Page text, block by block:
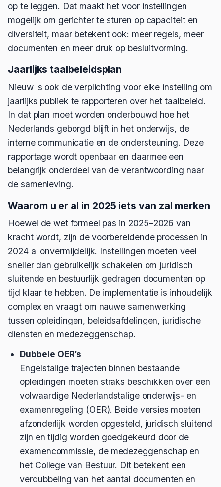
op te leggen. Dat maakt het voor instellingen
mogelijk om gerichter te sturen op capaciteit en
diversiteit, maar betekent ook: meer regels, meer
documenten en meer druk op besluitvorming.
Jaarlijks taalbeleidsplan
Nieuw is ook de verplichting voor elke instelling om
jaarlijks publiek te rapporteren over het taalbeleid.
In dat plan moet worden onderbouwd hoe het
Nederlands geborgd blijft in het onderwijs, de
interne communicatie en de ondersteuning. Deze
rapportage wordt openbaar en daarmee een
belangrijk onderdeel van de verantwoording naar
de samenleving.
Waarom u er al in 2025 iets van zal merken
Hoewel de wet formeel pas in 2025–2026 van
kracht wordt, zijn de voorbereidende processen in
2024 al onvermijdelijk. Instellingen moeten veel
sneller dan gebruikelijk schakelen om juridisch
sluitende en bestuurlijk gedragen documenten op
tijd klaar te hebben. De implementatie is inhoudelijk
complex en vraagt om nauwe samenwerking
tussen opleidingen, beleidsafdelingen, juridische
diensten en medezeggenschap.
Dubbele OER’s
Engelstalige trajecten binnen bestaande
opleidingen moeten straks beschikken over een
volwaardige Nederlandstalige onderwijs- en
examenregeling (OER). Beide versies moeten
afzonderlijk worden opgesteld, juridisch sluitend
zijn en tijdig worden goedgekeurd door de
examencommissie, de medezeggenschap en
het College van Bestuur. Dit betekent een
verdubbeling van het aantal documenten en